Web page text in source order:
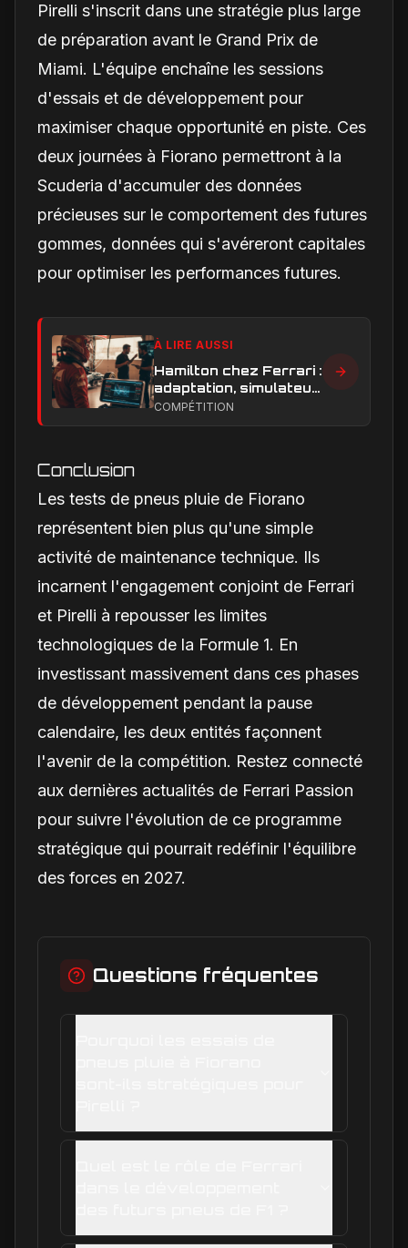
Pirelli s'inscrit dans une stratégie plus large
de préparation avant le Grand Prix de
Miami. L'équipe enchaîne les sessions
d'essais et de développement pour
maximiser chaque opportunité en piste. Ces
deux journées à Fiorano permettront à la
Scuderia d'accumuler des données
précieuses sur le comportement des futures
gommes, données qui s'avéreront capitales
pour optimiser les performances futures.
À LIRE AUSSI
Hamilton chez Ferrari :
adaptation, simulateur
et critiques, ce qui
COMPÉTITION
Conclusion
Les tests de pneus pluie de Fiorano
représentent bien plus qu'une simple
activité de maintenance technique. Ils
incarnent l'engagement conjoint de Ferrari
et Pirelli à repousser les limites
technologiques de la Formule 1. En
investissant massivement dans ces phases
de développement pendant la pause
calendaire, les deux entités façonnent
l'avenir de la compétition. Restez connecté
aux dernières actualités de Ferrari Passion
pour suivre l'évolution de ce programme
stratégique qui pourrait redéfinir l'équilibre
des forces en 2027.
Questions fréquentes